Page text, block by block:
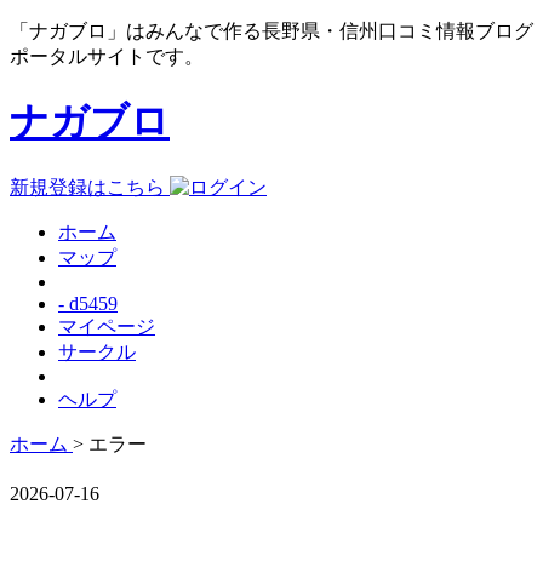
「ナガブロ」はみんなで作る長野県・信州口コミ情報ブログ
ポータルサイトです。
ナガブロ
新規登録はこちら
ホーム
マップ
- d5459
マイページ
サークル
ヘルプ
ホーム > エラー
2026-07-16